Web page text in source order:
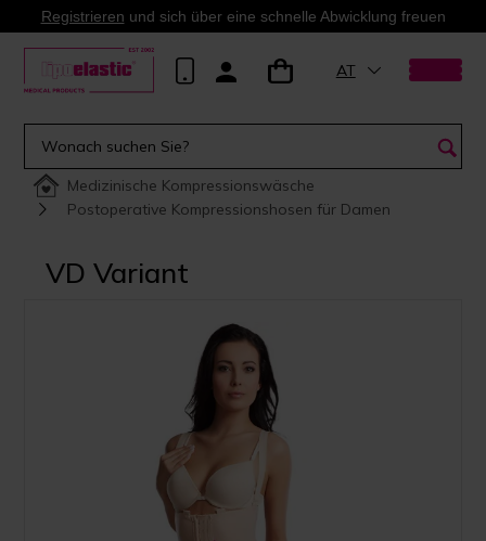
Registrieren und sich über eine schnelle Abwicklung freuen
AT
Medizinische Kompressionswäsche
Postoperative Kompressionshosen für Damen
VD Variant